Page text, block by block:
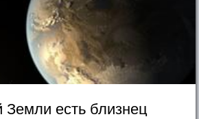
есть близнец